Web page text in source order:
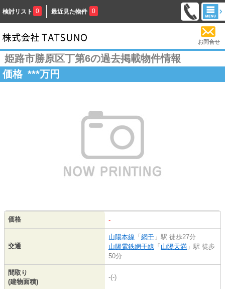
検討リスト 0 最近見た物件 0
お問合せ
姫路市勝原区丁第6の過去掲載物件情報
価格 ***万円
価格 -
交通
山陽本線 「 網干 」駅 徒歩27分
山陽電鉄網干線 「 山陽天満 」駅 徒歩
50分
間取り
(建物面積)
-(-)